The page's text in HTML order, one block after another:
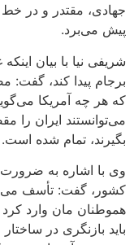
و در خط ولایت،
با بیان اینکه غرب
کند، گفت: مصران
آمریکا می‌گوید، به
ایران را مقصر جلوه
تمام شده است.
به ضرورت بازنگری
تأسف می‌خوریم
مان وارد کرد و
در ساختار مدیریت